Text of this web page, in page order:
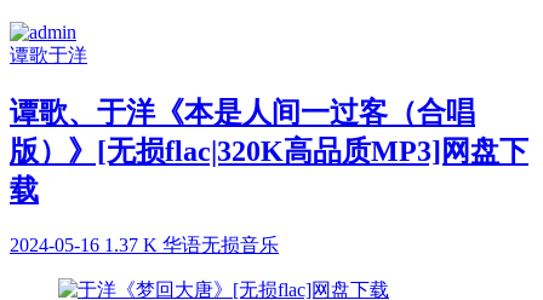
谭歌于洋
谭歌、于洋《本是人间一过客（合唱
版）》[无损flac|320K高品质MP3]网盘下
载
2024-05-16 1.37 K 华语无损音乐